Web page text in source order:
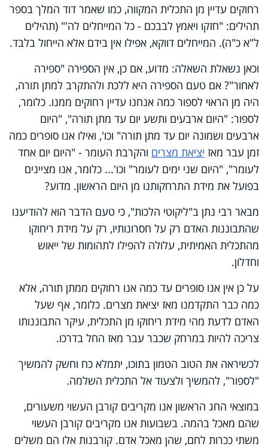
רחוקים עדיין מן התכלית המקווה, כמו שאמר דוד המלך בספר
תהילים: "חזקו ויאמץ לבבכם - כל המייחלים לה'" (תהילים
ל"א כ"ה). המייחלים דווקא, אפילו אין בידם אלא הייחול בלבד.
וכאן נשאלת השאלה: מדוע, אם כן, אין הספירה "ספירה
לאחור"? אם טעם הספירה היא ללכת ולהתקרב למתן תורה,
היה מן הראוי לספור כמה אנחנו עדיין רחוקים ממנו. כלומר,
לספור: "היום ארבעים ותשע יום עד מתן תורה", "היום
ארבעים ושמונה יום עד מתן תורה" וכו', ואילו אנו סופרים כמה
זמן עבר מאז יציאת מצרים והקרבת העומר - "היום יום אחד
לעומר", "היום שני ימים לעומר" וכו'... כלומר, אנו מציינים
בפועל את מידת התרחקותנו מן היום הראשון. מדוע?
מבאר רבי נתן ב"ליקוטי הלכות", כי טעם הדבר הוא להודיענו
שהתבוננות האדם רק על חסרונותיו, רק על מידת ריחוקו
מהתכלית האמיתית, עלולה להפילו לתהומות של ייאוש
וחדלון.
על כן אין אנו סופרים עד כמה אנו רחוקים ממתן תורה, אלא
כמה כבר התקדמנו מאז יציאת מצרים. כלומר, אף שעל
האדם לדעת מהי מידת ריחוקו מן התכלית, עיקר התבוננותו
צריכה להיות במרחק שכבר עבר מאז החל בדרכו.
לכשיראה את הטוב הטמון בתוכו, יתמלא כח וחשק להמשיך
"לספור", להמשיך ולצעוד אל התכלית השלמה.
במוצאי החג הראשון אנו מקריבים קורבן העשוי משעורים,
שהם מאכל בהמה. בשבועות אנו מקריבים קורבן העשוי
משתי ככרות לחם, שהן מאכל אדם. קורבנות אלו הם משלים